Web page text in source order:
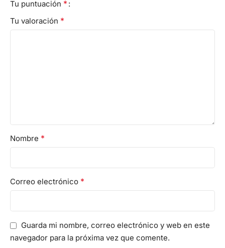
Tu puntuación *
Tu valoración *
Nombre *
Correo electrónico *
Guarda mi nombre, correo electrónico y web en este
navegador para la próxima vez que comente.